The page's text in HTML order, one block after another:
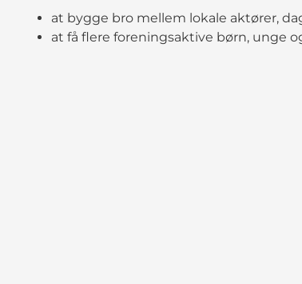
at bygge bro mellem lokale aktører,
at få flere foreningsaktive børn, unge